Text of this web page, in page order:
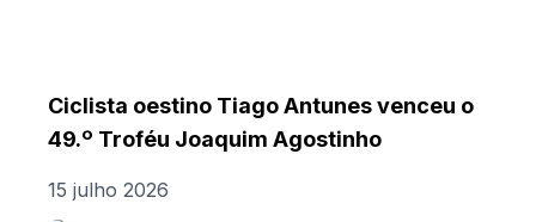
Ciclista oestino Tiago Antunes venceu o
49.º Troféu Joaquim Agostinho
15 julho 2026